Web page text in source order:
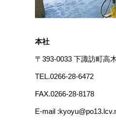
本社
〒393-0033 下諏訪町高
TEL.0266-28-6472
FAX.0266-28-8178
E-mail